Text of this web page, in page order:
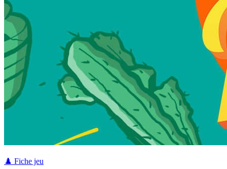
♟️ Fiche jeu